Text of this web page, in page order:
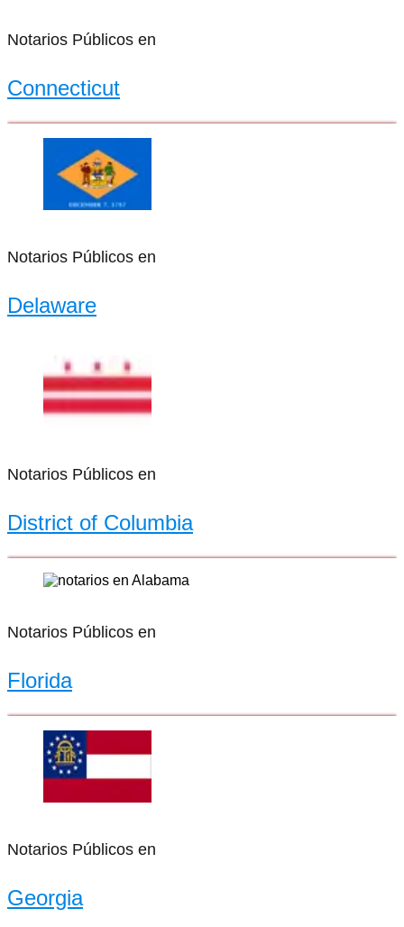
Notarios Públicos en
Connecticut
Notarios Públicos en
Delaware
Notarios Públicos en
District of Columbia
Notarios Públicos en
Florida
Notarios Públicos en
Georgia